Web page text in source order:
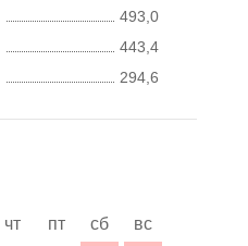
493,0
443,4
294,6
чт пт сб
вс